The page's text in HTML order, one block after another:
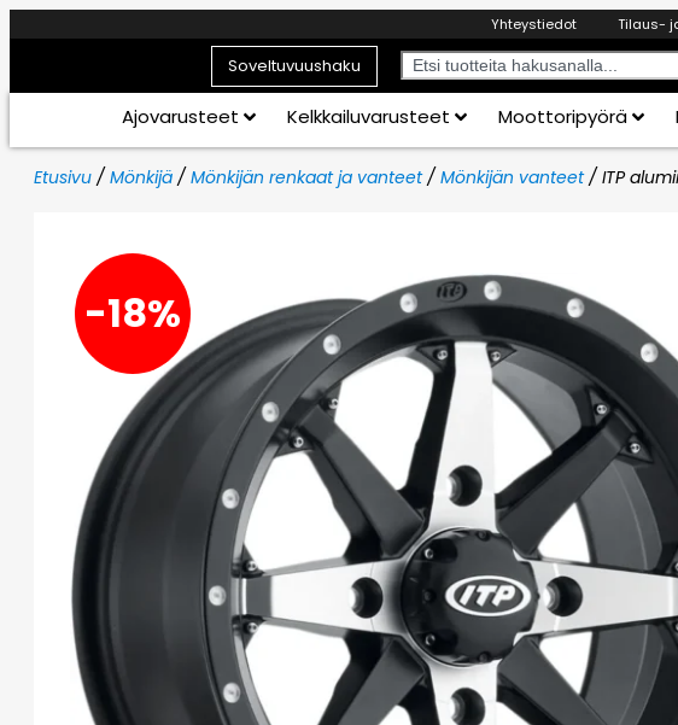
Yhteystiedot Tilaus-
Soveltuvuushaku
Ajovarusteet Kelkkailuvarusteet Moottoripyörä
Etusivu / Mönkijä / Mönkijän renkaat ja vanteet/ Mönkijän vanteet/ ITP
-18%